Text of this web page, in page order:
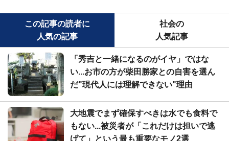
この記事の読者に
人気の記事
社会の
人気記事
「秀吉と一緒になるのがイヤ」ではな
い...お市の方が柴田勝家との自害を選ん
だ"現代人には理解できない"理由
大地震でまず確保すべきは水でも食料で
もない...被災者が「これだけは担いで逃
げて」という最も重要なモノ2選